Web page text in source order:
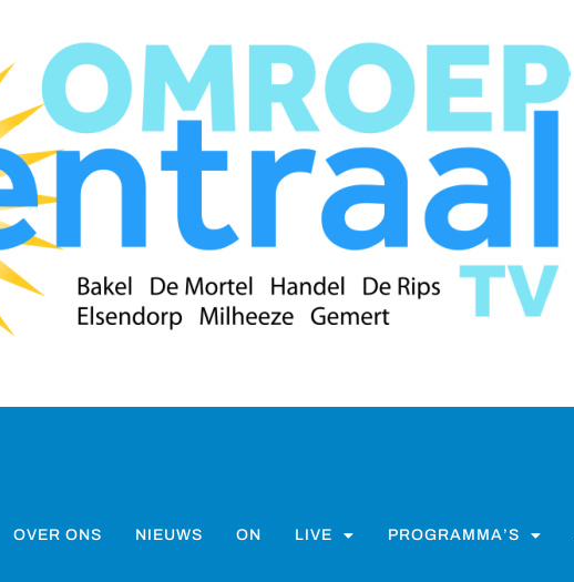
OVER ONS NIEUWS ON LIVE PROGRAMMA’S